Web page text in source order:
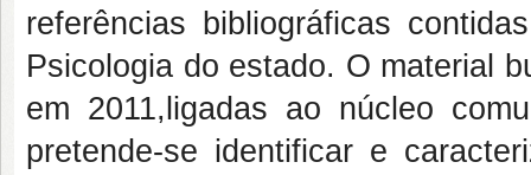
referências bibliográficas
Psicologia do estado. O material
em 2011,ligadas ao núcleo
pretende-se identificar e